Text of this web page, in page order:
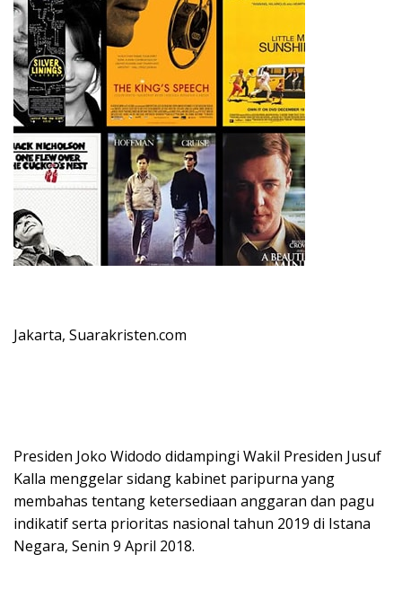
Jakarta, Suarakristen.com
Presiden Joko Widodo didampingi Wakil Presiden Jusuf
Kalla menggelar sidang kabinet paripurna yang
membahas tentang ketersediaan anggaran dan pagu
indikatif serta prioritas nasional tahun 2019 di Istana
Negara, Senin 9 April 2018.